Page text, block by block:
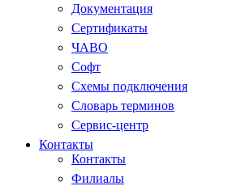
Документация
Сертификаты
ЧАВО
Софт
Схемы подключения
Словарь терминов
Сервис-центр
Контакты
Контакты
Филиалы